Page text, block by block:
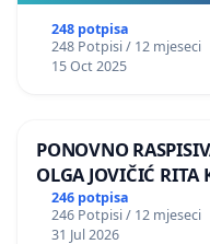
248 potpisa
248 Potpisi / 12 mjeseci
15 Oct 2025
PONOVNO
OLGA JOVIČIĆ RITA
246 potpisa
246 Potpisi / 12 mjeseci
31 Jul 2026